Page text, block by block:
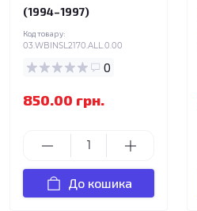
(1994–1997)
Код товару:
03.WBINSL2170.ALL.0.00
0
850.00 грн.
До кошика